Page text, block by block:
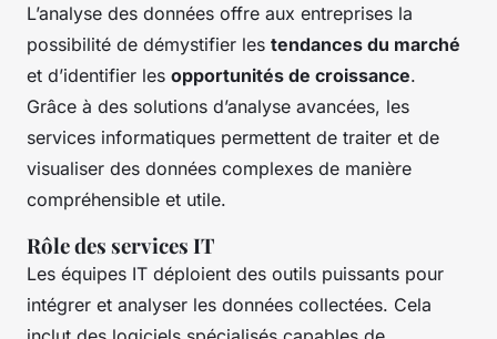
L’analyse des données offre aux entreprises la
possibilité de démystifier les tendances du marché
et d’identifier les opportunités de croissance.
Grâce à des solutions d’analyse avancées, les
services informatiques permettent de traiter et de
visualiser des données complexes de manière
compréhensible et utile.
Rôle des services IT
Les équipes IT déploient des outils puissants pour
intégrer et analyser les données collectées. Cela